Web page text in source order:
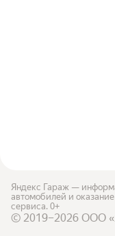
Яндекс Гараж —
автомобилей и
сервиса. 0+
© 2019–2026 ООО